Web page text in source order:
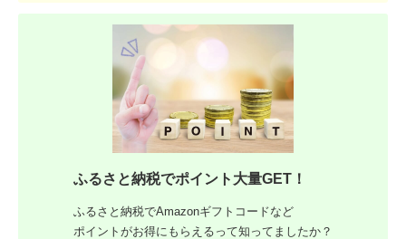
ふるさと納税でポイント大量GET！
ふるさと納税でAmazonギフトコードなど
ポイントがお得にもらえるって知ってましたか？